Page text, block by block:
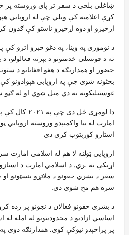
ښاغلي بلخي د سفر تر پای وروسته پر
کړې اعلامیه کې ویلي چې له اروپايي
اړخیزو او دوه اړخیزو ناستو کې ګډون
د نوموړي په وینا، په دغو خبرو اترو کې
ته د قونسلي خدمتونو د بېرته فعالولو،
حضور او همدارنګه د هغو افغانانو د
بحثونه شوي چې په اروپايي هېوادونو
غوښتنلیکونه نه دي منل شوي او له
دا لومړی ځل
امارت له بیا واکمنېدو وروسته اروپايي
استازو کوربتوب کړی دی.
اروپايي ټولنه لا هم له اسلامي امارت
اړیکې نه لري. د اسلامي امارت د
سفر د بشري حقونو د ملاتړو بنسټونو او
سره هم مخ شوی دی.
د بشري حقونو فعالان د نجونو پر زده
اساسي ازادیو د محدودیتونو له امله
پر پراخېدو نیوکې کوي. همدارنګه دوی